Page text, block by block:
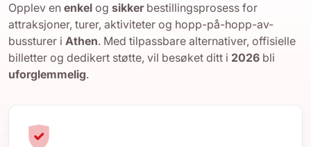
Opplev en enkel og sikkerbestillingsprosess for
attraksjoner, turer, aktiviteter og hopp-på-hopp-av-
bussturer i Athen. Med tilpassbare alternativer, offisielle
billetter og dedikert støtte, vil besøket ditt i 2026 bli
uforglemmelig.